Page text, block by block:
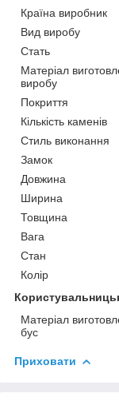
Країна виробник
Вид виробу
Стать
Матеріал
виробу
Покриття
Кількість каменів
Стиль виконання
Замок
Довжина
Ширина
Товщина
Вага
Стан
Колір
Матеріал
бус
Приховати